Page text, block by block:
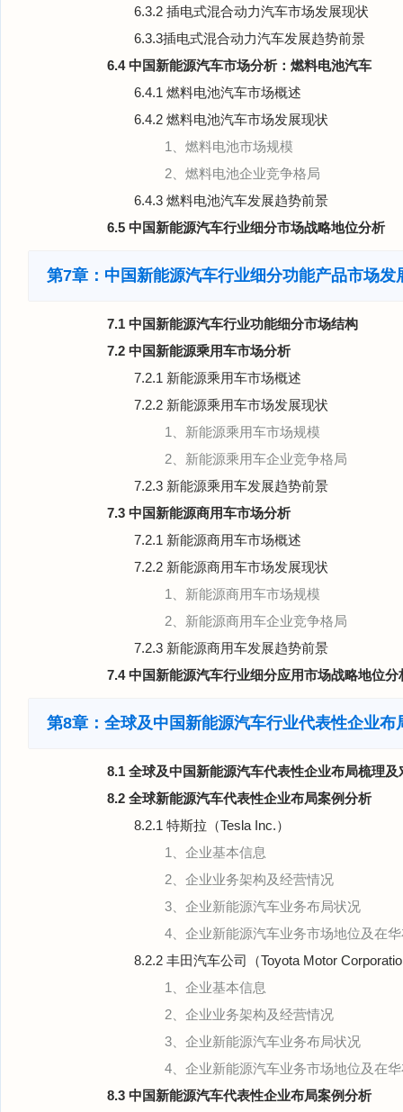
6.3.2 插电式混合动力汽车市场发展现状
6.3.3插电式混合动力汽车发展趋势前景
6.4 中国新能源汽车市场分析：燃料电池汽车
6.4.1 燃料电池汽车市场概述
6.4.2 燃料电池汽车市场发展现状
1、燃料电池市场规模
2、燃料电池企业竞争格局
6.4.3 燃料电池汽车发展趋势前景
6.5 中国新能源汽车行业细分市场战略地位分析
第7章：中国新能源汽车行业细分功能产品市场发
7.1 中国新能源汽车行业功能细分市场结构
7.2 中国新能源乘用车市场分析
7.2.1 新能源乘用车市场概述
7.2.2 新能源乘用车市场发展现状
1、新能源乘用车市场规模
2、新能源乘用车企业竞争格局
7.2.3 新能源乘用车发展趋势前景
7.3 中国新能源商用车市场分析
7.2.1 新能源商用车市场概述
7.2.2 新能源商用车市场发展现状
1、新能源商用车市场规模
2、新能源商用车企业竞争格局
7.2.3 新能源商用车发展趋势前景
7.4 中国新能源汽车行业细分应用市场战略地位分
第8章：全球及中国新能源汽车行业代表性企业布
8.1 全球及中国新能源汽车代表性企业布局梳理及
8.2 全球新能源汽车代表性企业布局案例分析
8.2.1 特斯拉（Tesla Inc.）
1、企业基本信息
2、企业业务架构及经营情况
3、企业新能源汽车业务布局状况
4、企业新能源汽车业务市场地位及在
8.2.2 丰田汽车公司（Toyota Motor
1、企业基本信息
2、企业业务架构及经营情况
3、企业新能源汽车业务布局状况
4、企业新能源汽车业务市场地位及在
8.3 中国新能源汽车代表性企业布局案例分析